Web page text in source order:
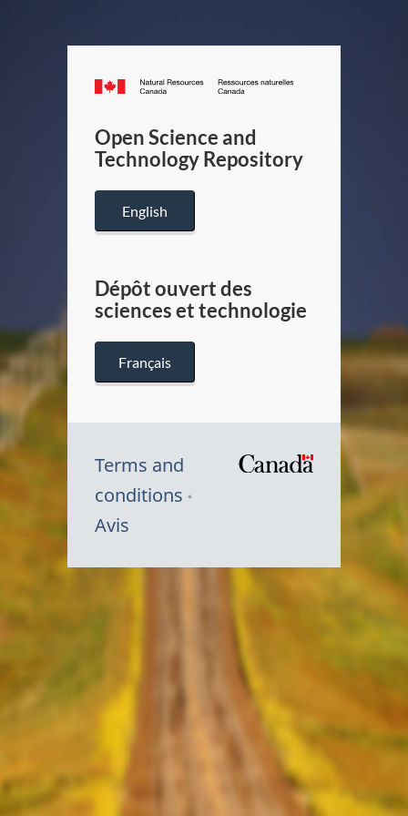
Canada.ca
/
Canada
Open Science and
Technology Repository
English
Dépôt ouvert des
sciences et technologie
Français
Terms and
conditions
Avis
Symbole
Canada